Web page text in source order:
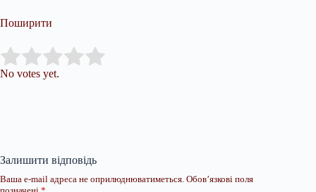
Поширити
Rate this item:
No votes yet.
Залишити відповідь
Ваша e-mail адреса не оприлюднюватиметься. Обов’язкові поля